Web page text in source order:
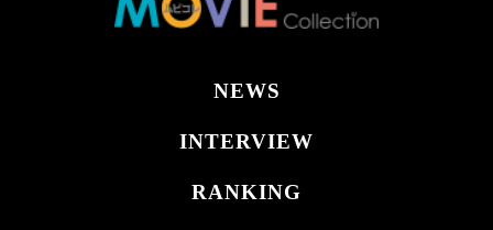
NEWS
INTERVIEW
RANKING